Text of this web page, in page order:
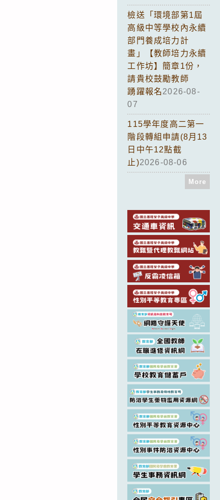
檢送「環境部第1屆
高級中等學校內永續
部門養成培力計
畫」【教師培力永續
工作坊】簡章1份，
請貴校鼓勵教師
踴躍報名2026-08-
07
115學年度高二第一
階段轉組申請(8月13
日中午12點截
止)2026-08-06
More